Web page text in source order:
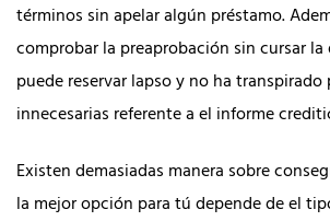
términos sin apelar algún préstamo.
comprobar la preaprobación sin cursar
puede reservar lapso y no ha
innecesarias referente a el informe
Existen demasiadas manera sobre
la mejor opción para tú depende de el